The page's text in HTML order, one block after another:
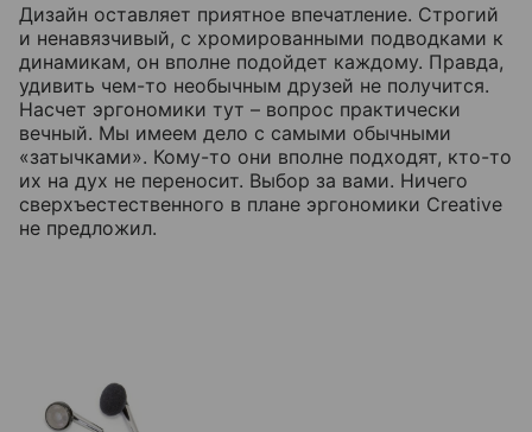
Дизайн оставляет приятное впечатление. Строгий
и ненавязчивый, с хромированными подводками к
динамикам, он вполне подойдет каждому. Правда,
удивить чем-то необычным друзей не получится.
Насчет эргономики тут – вопрос практически
вечный. Мы имеем дело с самыми обычными
«затычками». Кому-то они вполне подходят, кто-то
их на дух не переносит. Выбор за вами. Ничего
сверхъестественного в плане эргономики Creative
не предложил.